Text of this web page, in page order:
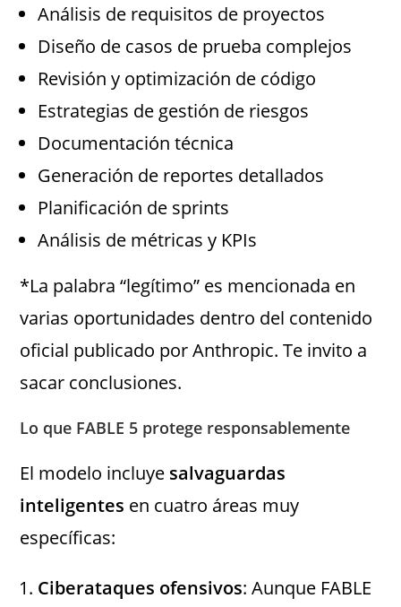
Análisis de requisitos de proyectos
Diseño de casos de prueba complejos
Revisión y optimización de código
Estrategias de gestión de riesgos
Documentación técnica
Generación de reportes detallados
Planificación de sprints
Análisis de métricas y KPIs
*La palabra “legítimo” es mencionada en
varias oportunidades dentro del contenido
oficial publicado por Anthropic. Te invito a
sacar conclusiones.
Lo que FABLE 5 protege responsablemente
El modelo incluye salvaguardas
inteligentes en cuatro áreas muy
específicas:
Ciberataques ofensivos: Aunque FABLE